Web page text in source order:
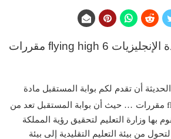
بوابة المستقبل مادة الإنجليزيات 6 flying high مقررات
أن تقدم لكم بوابة المستقبل مادة
… حيث أن بوابة المستقبل تعد من
بها وزارة التعليم لتحقيق رؤية المملكة
التحول من بيئة التعليم التقليدية إلى بيئة